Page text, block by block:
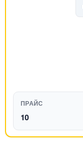
ПРАЙС
10